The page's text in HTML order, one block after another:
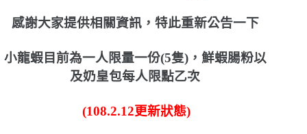
感謝大家提供相關資訊，特此重新公告一下
小龍蝦目前為一人限量一份(5隻)，鮮蝦腸粉以
及奶皇包每人限點乙次
(108.2.12更新狀態)